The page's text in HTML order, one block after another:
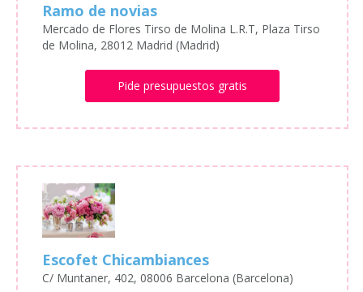
Ramo de novias
Mercado de Flores Tirso de Molina L.R.T, Plaza Tirso
de Molina, 28012 Madrid (Madrid)
Pide presupuestos gratis
Escofet Chicambiances
C/ Muntaner, 402, 08006 Barcelona (Barcelona)